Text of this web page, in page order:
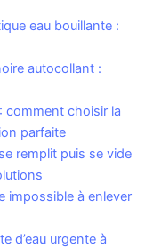
eau bouillante :
autocollant :
comment choisir la
parfaite
remplit puis se vide
impossible à enlever
d’eau urgente à